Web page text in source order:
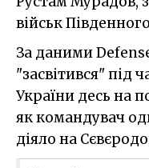
військ
За даними
"засвітився" під
України десь на
як командувач
діяло на